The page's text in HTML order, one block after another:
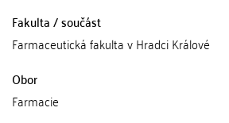
Fakulta / součást
Farmaceutická fakulta v Hradci Králové
Obor
Farmacie